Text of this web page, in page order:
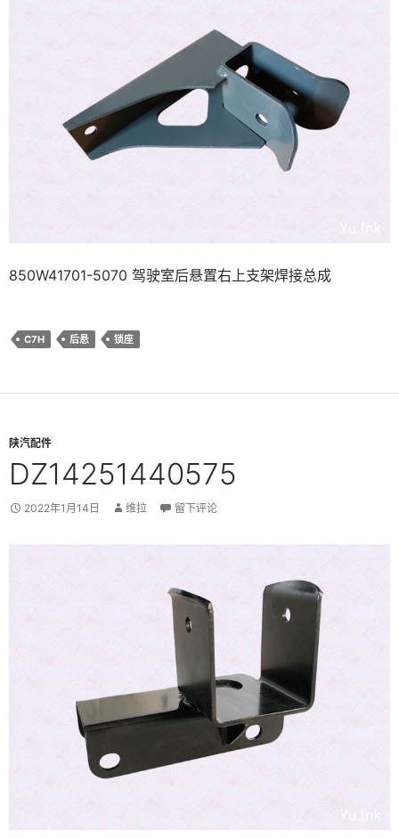
850W41701-5070 驾驶室后悬置右上支架焊接总成
C7H 后悬 锁座
陕汽配件
DZ14251440575
2022年1月14日 维拉 留下评论